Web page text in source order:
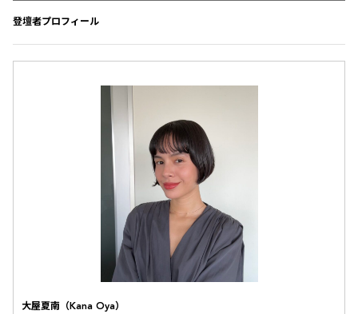
登壇者プロフィール
大屋夏南（Kana Oya）